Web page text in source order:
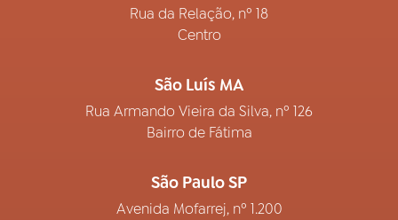
Rua da Relação, nº 18
Centro
São Luís MA
Rua Armando Vieira da Silva, nº 126
Bairro de Fátima
São Paulo SP
Avenida Mofarrej, nº 1.200